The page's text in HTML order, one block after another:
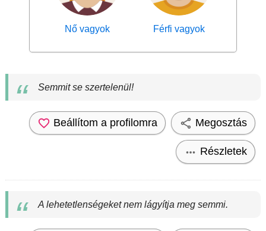
Nő vagyok Férfi vagyok
Semmit se szertelenül!
Beállítom a profilomra Megosztás
Részletek
A lehetetlenségeket nem lágyítja meg semmi.